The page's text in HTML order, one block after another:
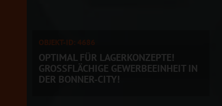
OBJEKT-ID: 4686
OPTIMAL FÜR LAGERKONZEPTE!
GROSSFLÄCHIGE GEWERBEEINHEIT IN D
ER BONNER-CITY!